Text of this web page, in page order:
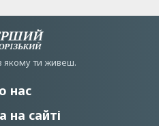
якому ти живеш.
нас
на сайті